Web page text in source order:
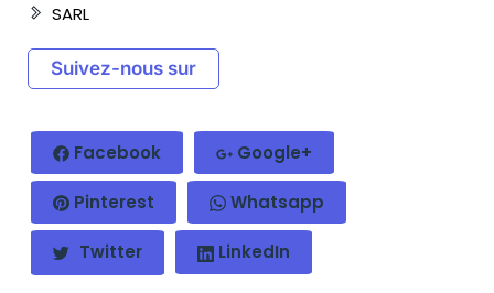
SARL
Suivez-nous sur
Facebook Google+
Pinterest Whatsapp
Twitter LinkedIn